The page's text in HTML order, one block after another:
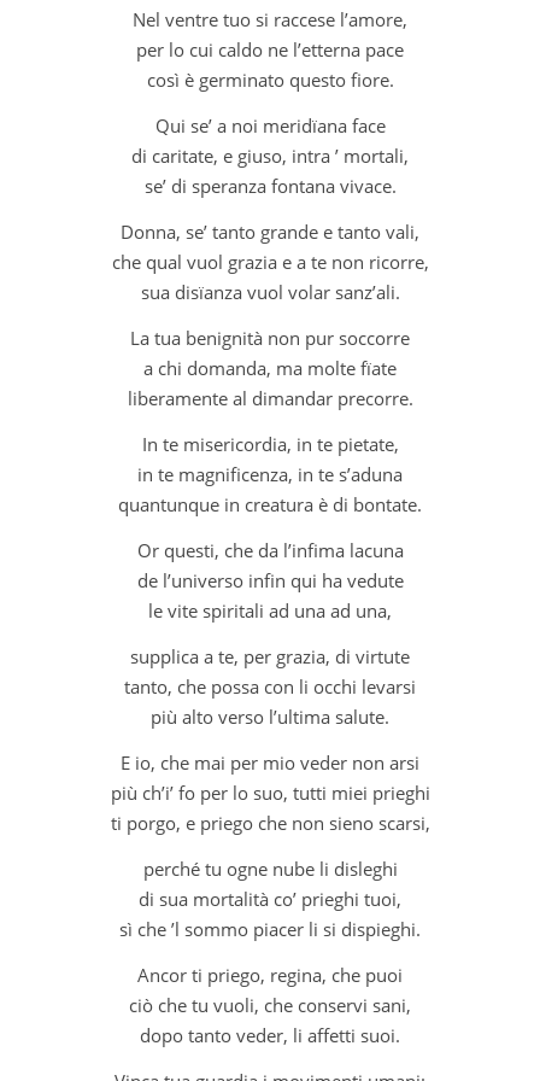
Nel ventre tuo si raccese l’amore,
per lo cui caldo ne l’etterna pace
così è germinato questo fiore.
Qui se’ a noi meridïana face
di caritate, e giuso, intra ’ mortali,
se’ di speranza fontana vivace.
Donna, se’ tanto grande e tanto vali,
che qual vuol grazia e a te non ricorre,
sua disïanza vuol volar sanz’ali.
La tua benignità non pur soccorre
a chi domanda, ma molte fïate
liberamente al dimandar precorre.
In te misericordia, in te pietate,
in te magnificenza, in te s’aduna
quantunque in creatura è di bontate.
Or questi, che da l’infima lacuna
de l’universo infin qui ha vedute
le vite spiritali ad una ad una,
supplica a te, per grazia, di virtute
tanto, che possa con li occhi levarsi
più alto verso l’ultima salute.
E io, che mai per mio veder non arsi
più ch’i’ fo per lo suo, tutti miei prieghi
ti porgo, e priego che non sieno scarsi,
perché tu ogne nube li disleghi
di sua mortalità co’ prieghi tuoi,
sì che ’l sommo piacer li si dispieghi.
Ancor ti priego, regina, che puoi
ciò che tu vuoli, che conservi sani,
dopo tanto veder, li affetti suoi.